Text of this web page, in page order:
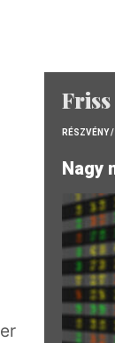
Friss
RÉSZVÉNY
Nagy